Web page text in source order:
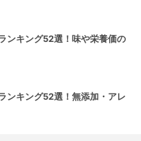
ンキング52選！味や栄養価の
ンキング52選！無添加・アレ